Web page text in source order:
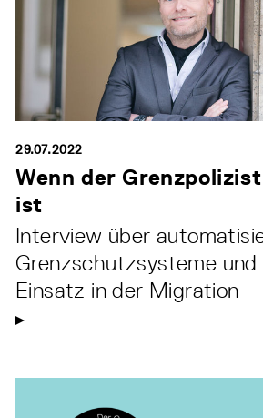
29.07.2022
Wenn der
ist
Interview über
Grenzschutzsysteme und
Einsatz in der Migration